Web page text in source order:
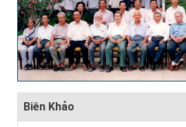
Biên Khảo